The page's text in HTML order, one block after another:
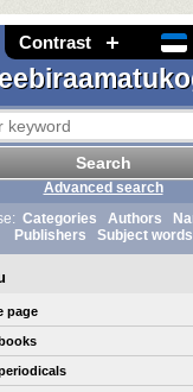
Contrast
Advanced search
Categories Authors
Publishers
Subject words
page